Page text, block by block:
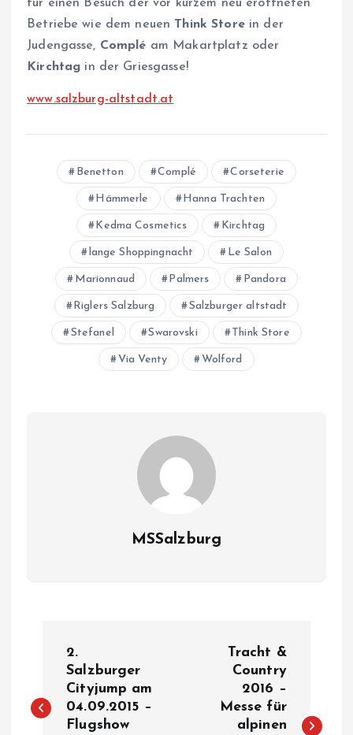
für einen Besuch der vor kurzem neu eröffneten
Betriebe wie dem neuen Think Storein der
Judengasse, Complé am Makartplatz oder
Kirchtag in der Griesgasse!
www.salzburg-altstadt.at
Benetton Complé Corseterie
Hämmerle Hanna Trachten
Kedma Cosmetics Kirchtag
lange Shoppingnacht Le Salon
Marionnaud Palmers Pandora
Riglers Salzburg Salzburger altstadt
Stefanel Swarovski Think Store
Via Venty Wolford
MSSalzburg
i
2.
Salzburger
Cityjump am
04.09.2015 –
Flugshow
Tracht &
Country
2016 –
Messe für
alpinen